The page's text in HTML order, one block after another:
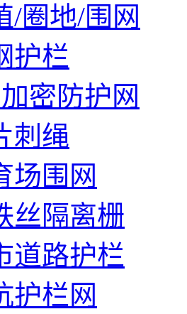
/圈地/围网
护栏
密防护网
刺绳
场围网
丝隔离栅
道路护栏
护栏网